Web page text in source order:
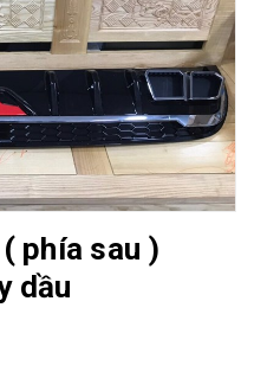
phía sau )
dầu